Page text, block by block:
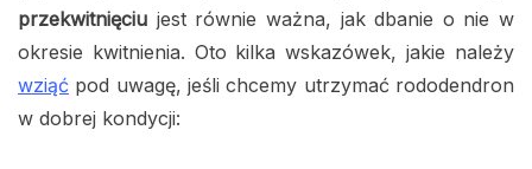
przekwitnięciu jest równie ważna, jak dbanie o nie w
okresie kwitnienia. Oto kilka wskazówek, jakie należy
wziąć pod uwagę, jeśli chcemy utrzymać rododendron
w dobrej kondycji: